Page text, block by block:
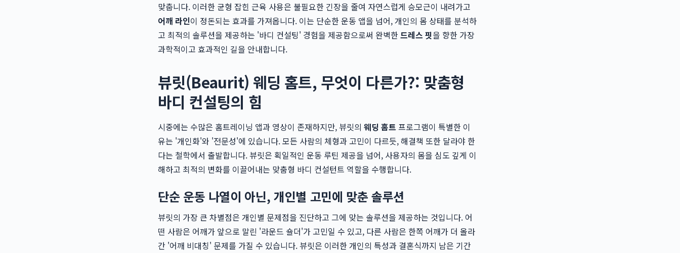
맞춥니다. 이러한 균형 잡힌 근육 사용은 불필요한 긴장을 줄여 자연스럽게 승모근이 내려가고
어깨 라인이 정돈되는 효과를 가져옵니다. 이는 단순한 운동 앱을 넘어, 개인의 몸 상태를 분석하
고 최적의 솔루션을 제공하는 '바디 컨설팅' 경험을 제공함으로써 완벽한드레스 핏을 향한 가장
과학적이고 효과적인 길을 안내합니다.
뷰릿(Beaurit) 웨딩 홈트, 무엇이 다른가?: 맞춤형
바디 컨설팅의 힘
시중에는 수많은 홈트레이닝 앱과 영상이 존재하지만, 뷰릿의 웨딩 홈트 프로그램이 특별한 이
유는 '개인화'와 '전문성'에 있습니다. 모든 사람의 체형과 고민이 다르듯, 해결책 또한 달라야 한
다는 철학에서 출발합니다. 뷰릿은 획일적인 운동 루틴 제공을 넘어, 사용자의 몸을 심도 깊게 이
해하고 최적의 변화를 이끌어내는 맞춤형 바디 컨설턴트 역할을 수행합니다.
단순 운동 나열이 아닌, 개인별 고민에 맞춘 솔루션
뷰릿의 가장 큰 차별점은 개인별 문제점을 진단하고 그에 맞는 솔루션을 제공하는 것입니다. 어
떤 사람은 어깨가 앞으로 말린 '라운드 숄더'가 고민일 수 있고, 다른 사람은 한쪽 어깨가 더 올라
간 '어깨 비대칭' 문제를 가질 수 있습니다. 뷰릿은 이러한 개인의 특성과 결혼식까지 남은 기간